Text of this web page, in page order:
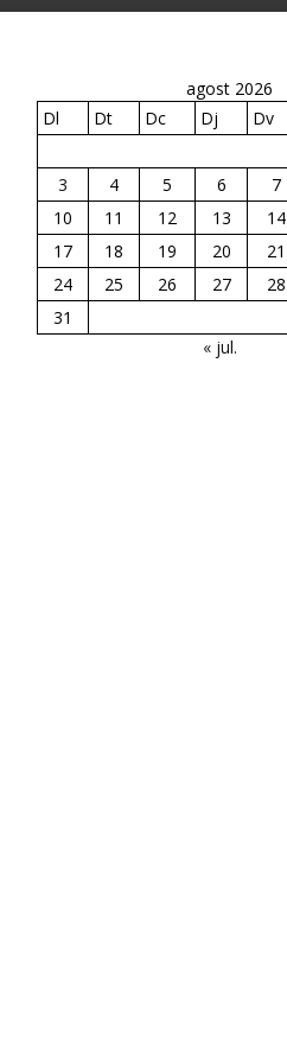
agost 2026
Dl
Dt Dc Dj Dv
3
4 5 6 7
10
11 12 13 14
17
18 19 20 21
24
25 26 27 28
31
« jul.